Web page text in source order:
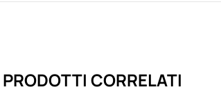
PRODOTTI CORRELATI